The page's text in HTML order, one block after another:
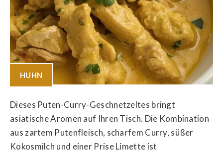
HUHN
Dieses Puten-Curry-Geschnetzeltes bringt
asiatische Aromen auf Ihren Tisch. Die Kombination
aus zartem Putenfleisch, scharfem Curry, süßer
Kokosmilch und einer Prise Limette ist